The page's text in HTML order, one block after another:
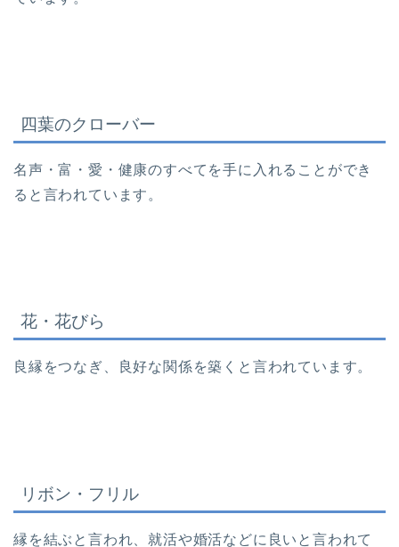
四葉のクローバー
名声・富・愛・健康のすべてを手に入れることができ
ると言われています。
花・花びら
良縁をつなぎ、良好な関係を築くと言われています。
リボン・フリル
縁を結ぶと言われ、就活や婚活などに良いと言われて